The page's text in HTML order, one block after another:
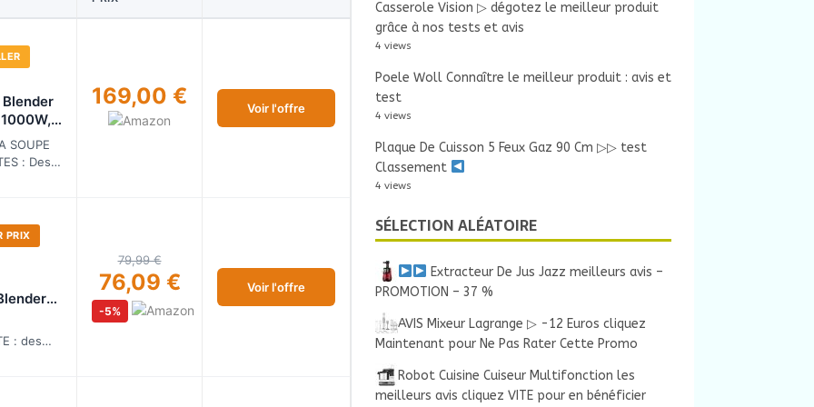
Blender
10
SOUPE
: Des
169,00 € Voir l'offre
PRIX
: des
79,99 €
76,09 €
-5%
Voir l'offre
Casserole Vision ▷ dégotez le meilleur produit
grâce à nos tests et avis
4 views
Poele Woll Connaître le meilleur produit : avis et
test
4 views
Plaque De Cuisson 5 Feux Gaz 90 Cm ▷▷ test
Classement
4 views
SÉLECTION ALÉATOIRE
Extracteur De Jus Jazz meilleurs avis –
PROMOTION – 37 %
AVIS Mixeur Lagrange ▷ -12 Euros cliquez
Maintenant pour Ne Pas Rater Cette Promo
Robot Cuisine Cuiseur Multifonction les
meilleurs avis cliquez VITE pour en bénéficier